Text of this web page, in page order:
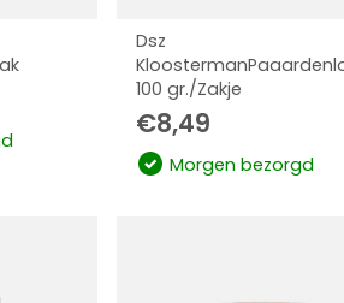
Dsz
100 gr./Zakje
€8,49
Morgen bezorgd